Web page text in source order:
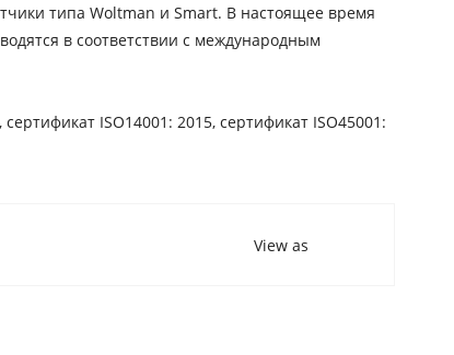
типа Woltman и Smart. В настоящее время
в соответствии с международным
ISO14001: 2015, сертификат ISO45001:
View as